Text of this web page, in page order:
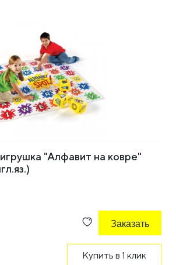
"Алфавит на ковре"
Заказать
Купить в 1 клик